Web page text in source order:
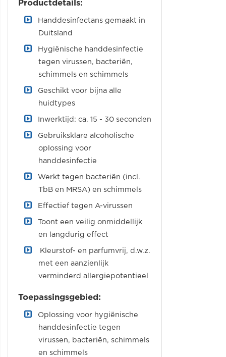
Productdetails:
Handdesinfectans gemaakt in
Duitsland
Hygiënische handdesinfectie
tegen virussen, bacteriën,
schimmels en schimmels
Geschikt voor bijna alle
huidtypes
Inwerktijd: ca. 15 - 30 seconden
Gebruiksklare alcoholische
oplossing voor
handdesinfectie
Werkt tegen bacteriën (incl.
TbB en MRSA) en schimmels
Effectief tegen A-virussen
Toont een veilig onmiddellijk
en langdurig effect
Kleurstof- en parfumvrij, d.w.z.
met een aanzienlijk
verminderd allergiepotentieel
Toepassingsgebied:
Oplossing voor hygiënische
handdesinfectie tegen
virussen, bacteriën, schimmels
en schimmels